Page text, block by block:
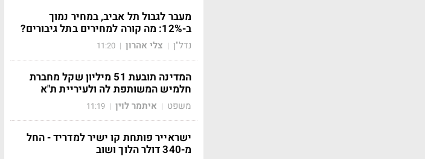
מעבר לגבול תל אביב, במחיר נמוך
ב-12%: מה קורה למחירים בתל גיבורים?
נדל"ן | צלי אהרון |
11:20
המדינה תובעת 51 מיליון שקל מחברת
חלמיש המשותפת לה ולעיריית ת"א
משפט | איתמר לוין |
11:19
ישראייר פותחת קו ישיר למדריד - החל
מ-340 דולר הלוך ושוב